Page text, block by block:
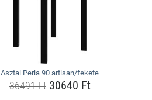
Asztal Perla 90 artisan/fekete
36491 Ft30640 Ft